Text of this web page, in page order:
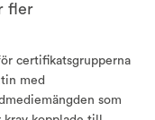
fler
certifikatsgrupperna
med
som